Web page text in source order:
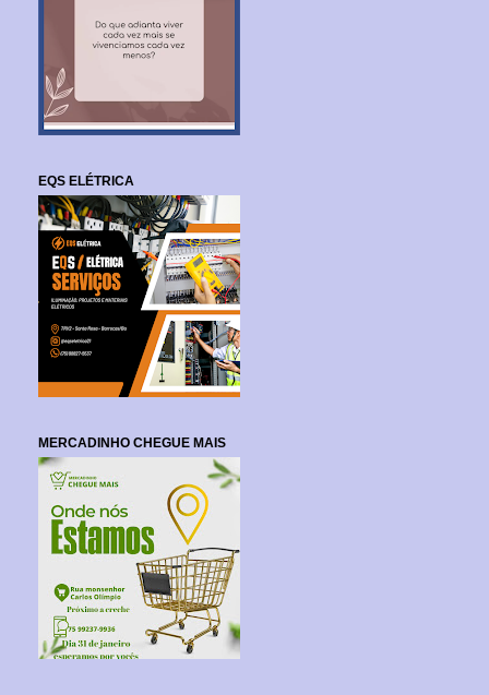
EQS ELÉTRICA
MERCADINHO CHEGUE MAIS